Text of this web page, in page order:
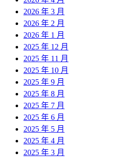
2026 年 3 月
2026 年 2 月
2026 年 1 月
2025 年 12 月
2025 年 11 月
2025 年 10 月
2025 年 9 月
2025 年 8 月
2025 年 7 月
2025 年 6 月
2025 年 5 月
2025 年 4 月
2025 年 3 月